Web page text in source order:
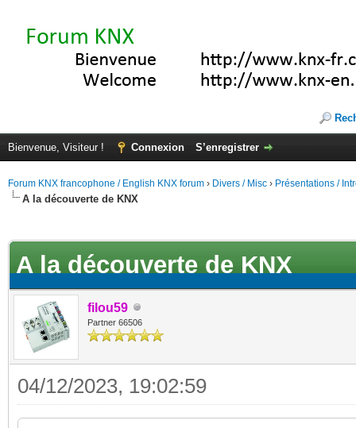
Bienvenue, Visiteur ! Connexion S’enregistrer
Forum KNX francophone / English KNX forum › Divers / Misc › Présentations /
A la découverte de KNX
A la découverte de KNX
filou59
Partner 66506
04/12/2023, 19:02:59